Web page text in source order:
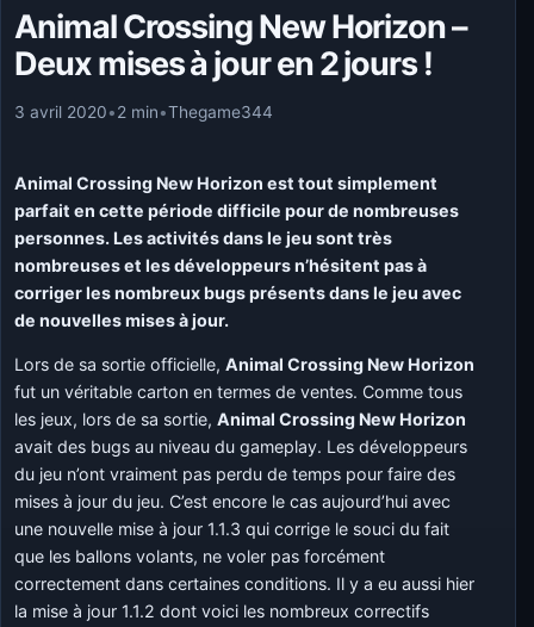
Animal Crossing New Horizon –
Deux mises à jour en 2 jours !
3 avril 2020•2 min•Thegame344
Animal Crossing New Horizon est tout simplement
parfait en cette période difficile pour de nombreuses
personnes. Les activités dans le jeu sont très
nombreuses et les développeurs n’hésitent pas à
corriger les nombreux bugs présents dans le jeu avec
de nouvelles mises à jour.
Lors de sa sortie officielle,Animal Crossing New Horizon
fut un véritable carton en termes de ventes. Comme tous
les jeux, lors de sa sortie,Animal Crossing New Horizon
avait des bugs au niveau du gameplay. Les développeurs
du jeu n’ont vraiment pas perdu de temps pour faire des
mises à jour du jeu. C’est encore le cas aujourd’hui avec
une nouvelle mise à jour 1.1.3 qui corrige le souci du fait
que les ballons volants, ne voler pas forcément
correctement dans certaines conditions. Il y a eu aussi hier
la mise à jour 1.1.2 dont voici les nombreux correctifs